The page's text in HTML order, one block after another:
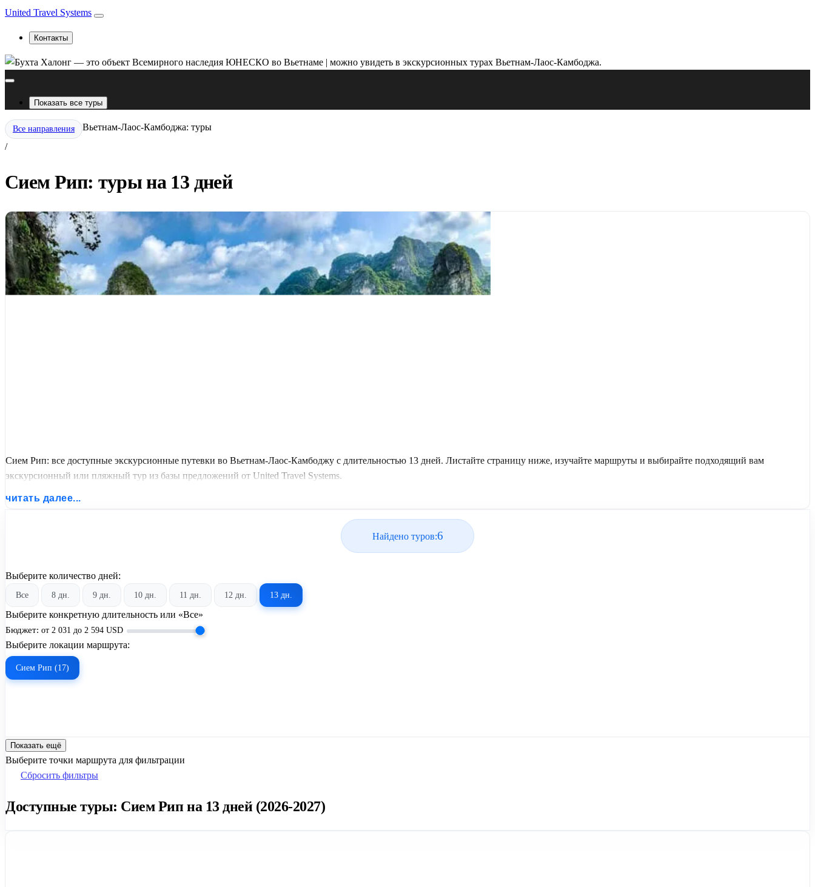
United Travel Systems
Контакты
Показать все туры
Все направления
/
Вьетнам-Лаос-Камбоджа: туры
Сием Рип: туры на 13 дней
Сием Рип: все доступные экскурсионные путевки во Вьетнам-Лаос-Камбоджу с длительностью 13 дней. Листайте страницу ниже, изучайте маршруты и выбирайте подходящий вам
экскурсионный или пляжный тур из базы предложений от United Travel Systems.
читать далее...
Найдено туров:6
Выберите количество дней:
Все 8 дн. 9 дн. 10 дн. 11 дн. 12 дн. 13 дн.
Выберите конкретную длительность или «Все»
Бюджет: от 2 031 до 2 594 USD
Выберите локации маршрута:
Сием Рип (17)
Показать ещё
Выберите точки маршрута для фильтрации
Сбросить фильтры
Доступные туры: Сием Рип на 13 дней (2026-2027)